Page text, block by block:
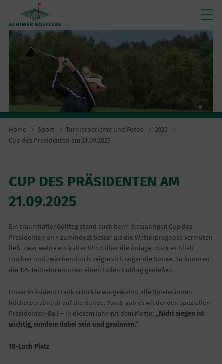
Home Sport Turnierberichte und Fotos
2025
Cup des Präsidenten am 21.09.2025
CUP DES PRÄSIDENTEN AM
21.09.2025
Ein traumhafter Golftag stand auch beim diesjährigen Cup des
Präsidenten an – zumindest besser als die Wetterprognose vermuten
ließ. Zwar wehte ein kalter Wind über die Anlage, doch es blieb
trocken und zwischendurch zeigte sich sogar die Sonne. So konnten
die 125 Teilnehmer:innen einen tollen Golftag genießen.
Unser Präsident Frank schickte wie gewohnt alle Spieler:innen
höchstpersönlich auf die Runde. Vorab gab es wieder den speziellen
Präsidenten-Ball – in diesem Jahr mit dem Motto: „Nicht siegen ist
wichtig, sondern dabei sein und gewinnen.“
18-Loch Platz